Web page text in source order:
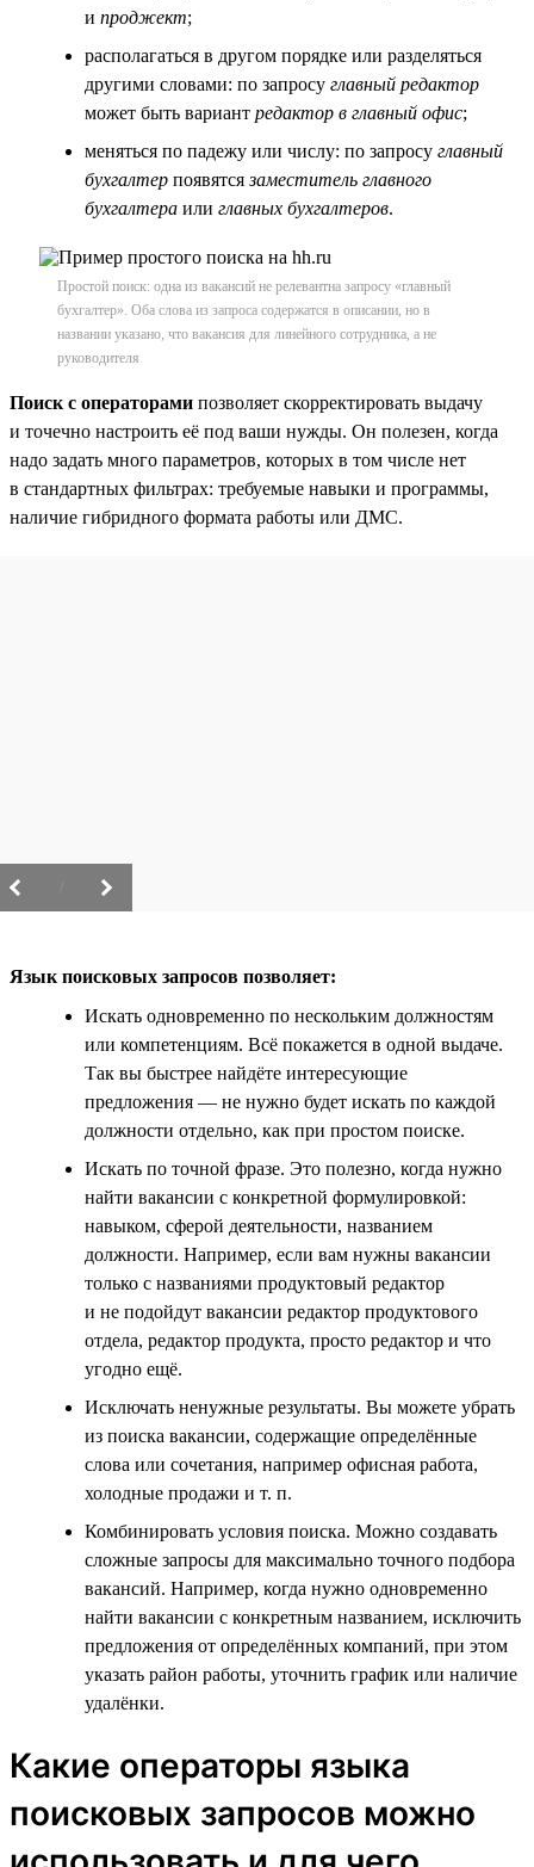
и проджект;
располагаться в другом порядке или разделяться
другими словами: по запросу главный редактор
может быть вариант редактор в главный офис;
меняться по падежу или числу: по запросу главный
бухгалтер появятсязаместитель главного
бухгалтера или главных бухгалтеров.
Простой поиск: одна из вакансий не релевантна запросу «главный
бухгалтер». Оба слова из запроса содержатся в описании, но в
названии указано, что вакансия для линейного сотрудника, а не
руководителя
Поиск с операторами позволяет скорректировать выдачу
и точечно настроить её под ваши нужды. Он полезен, когда
надо задать много параметров, которых в том числе нет
в стандартных фильтрах: требуемые навыки и программы,
наличие гибридного формата работы или ДМС.
Язык поисковых запросов позволяет:
Искать одновременно по нескольким должностям
или компетенциям. Всё покажется в одной выдаче.
Так вы быстрее найдёте интересующие
предложения — не нужно будет искать по каждой
должности отдельно, как при простом поиске.
Искать по точной фразе. Это полезно, когда нужно
найти вакансии с конкретной формулировкой:
навыком, сферой деятельности, названием
должности. Например, если вам нужны вакансии
только с названиями продуктовый редактор
и не подойдут вакансии редактор продуктового
отдела, редактор продукта, просто редактор и что
угодно ещё.
Исключать ненужные результаты. Вы можете убрать
из поиска вакансии, содержащие определённые
слова или сочетания, например офисная работа,
холодные продажи и т. п.
Комбинировать условия поиска. Можно создавать
сложные запросы для максимально точного подбора
вакансий. Например, когда нужно одновременно
найти вакансии с конкретным названием, исключить
предложения от определённых компаний, при этом
указать район работы, уточнить график или наличие
удалёнки.
Какие операторы языка
поисковых запросов можно